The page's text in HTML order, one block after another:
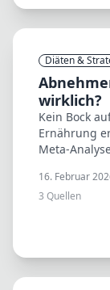
Diäten &
wirklich?
Kein Bock
Ernährung
Meta-
16. Februar
3 Quellen